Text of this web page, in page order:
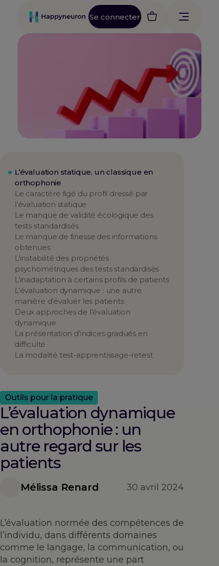
Se connecter
L’évaluation statique, un classique en
orthophonie
Le caractère figé du profil dressé par
l’évaluation statique
Le manque de validité écologique des
tests standardisés
Le manque de finesse des informations
obtenues
L’instabilité des propriétés
psychométriques des tests standardisés
L’inadaptation à certains profils de patients
L’évaluation dynamique : une autre
manière d’évaluer les patients
Deux approches de l’évaluation
dynamique
La présentation d’indices gradués en
difficulté
La modalité test-apprentissage-retest
Outils pour la pratique
L’évaluation dynamique
en orthophonie : un
autre regard sur les
patients
Mélissa Renard 30 avril 2024
L’évaluation normée des compétences de
l’individu, dans différents domaines
comme le langage, la communication, ou
la cognition, représente une part